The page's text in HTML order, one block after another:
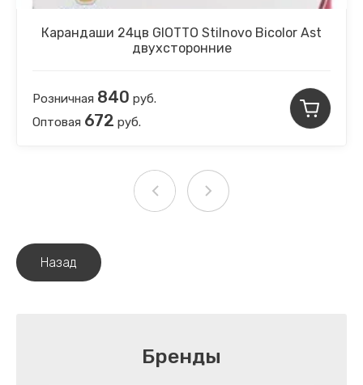
Карандаши 24цв GIOTTO Stilnovo Bicolor Ast
двухсторонние
Розничная 840 руб.
Оптовая 672 руб.
Назад
Бренды